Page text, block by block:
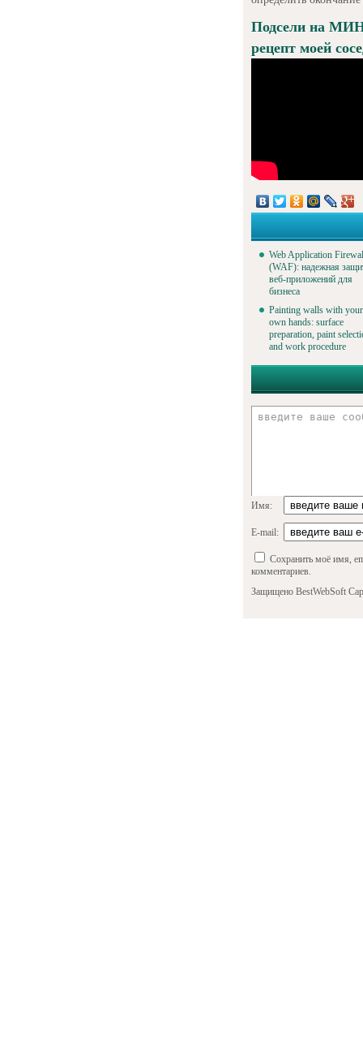
Подсели на
рецепт моей
Web Application
(WAF): надежная
веб-приложений для
бизнеса
Painting walls with your
own hands: surface
preparation, paint
and work procedure
Имя:
E-mail:
Сохранить моё имя,
комментариев.
Защищено BestWebSoft